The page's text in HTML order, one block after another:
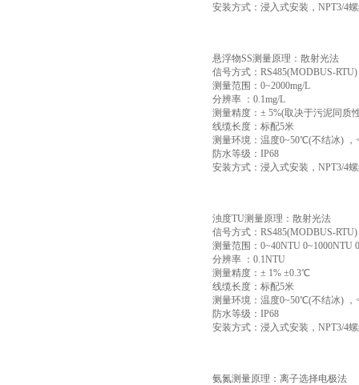
安装方式：浸入式安装，NPT3/4
悬浮物SS测量原理：散射光法
信号方式：RS485(MODBUS-RTU)
测量范围：0~2000mg/L
分辨率 ：0.1mg/L
测量精度：± 5%(取决于污泥同质
线缆长度：标配5米
测量环境：温度0~50℃(不结冰) ，
防水等级：IP68
安装方式：浸入式安装，NPT3/4
浊度TU测量原理：散射光法
信号方式：RS485(MODBUS-RTU)
测量范围：0~40NTU 0~1000NTU
分辨率 ：0.1NTU
测量精度：± 1% ±0.3℃
线缆长度：标配5米
测量环境：温度0~50℃(不结冰) ，
防水等级：IP68
安装方式：浸入式安装，NPT3/4
氨氮测量原理：离子选择电极法